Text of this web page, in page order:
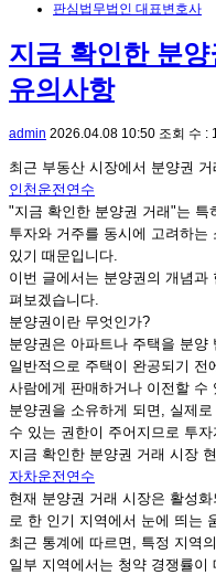
판심법무법인 대표변호사
지금 확인한 분
유의사항
admin 2026.04.08 10:50 조회 수 :
최근 부동산 시장에서 분양권
인천운전연수
"지금 확인한 분양권 거래"는 특
투자와 거주를 동시에 고려하는
있기 때문입니다.
이번 글에서는 분양권의 개념
펴보겠습니다.
분양권이란 무엇인가?
분양권은 아파트나 주택을 분
일반적으로 주택이 완공되기 전
사람에게 판매하거나 이전할 수
분양권을 소유하게 되면, 실제
수 있는 권한이 주어지므로 투
지금 확인한 분양권 거래 시장
자차운전연수
현재 분양권 거래 시장은 활성
로 한 인기 지역에서 눈에 띄는
최근 통계에 따르면, 특정 지역
일부 지역에서는 청약 경쟁률이